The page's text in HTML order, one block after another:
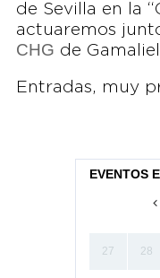
de Sevilla en la
actuaremos
CHG de
Entradas, muy
EVENTOS
27 28